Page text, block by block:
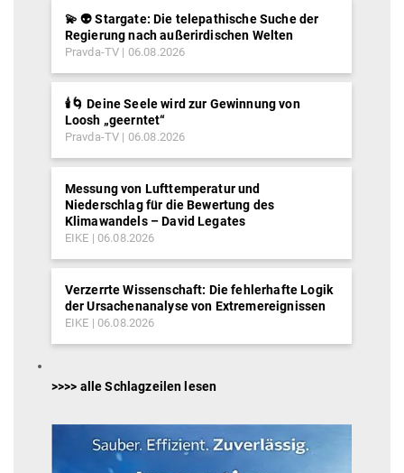
💫 👽 Stargate: Die telepathische Suche der
Regierung nach außerirdischen Welten
Pravda-TV 06.08.2026
🕯️🌀 Deine Seele wird zur Gewinnung von
Loosh „geerntet“
Pravda-TV 06.08.2026
Messung von Lufttemperatur und
Niederschlag für die Bewertung des
Klimawandels – David Legates
EIKE 06.08.2026
Verzerrte Wissenschaft: Die fehlerhafte Logik
der Ursachenanalyse von Extremereignissen
EIKE 06.08.2026
>>>> alle Schlagzeilen lesen